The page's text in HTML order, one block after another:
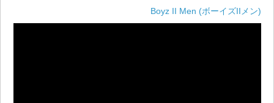
Boyz II Men (ボーイズIIメン)